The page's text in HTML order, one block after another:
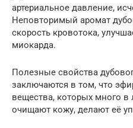
артериальное давление,
Неповторимый аромат
скорость кровотока,
миокарда.
Полезные свойства
заключаются в том, что
вещества, которых много в
очищают кожу, делают её